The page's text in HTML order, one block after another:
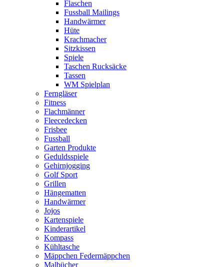
Flaschen
Fussball Mailings
Handwärmer
Hüte
Krachmacher
Sitzkissen
Spiele
Taschen Rucksäcke
Tassen
WM Spielplan
Ferngläser
Fitness
Flachmänner
Fleecedecken
Frisbee
Fussball
Garten Produkte
Geduldsspiele
Gehirnjogging
Golf Sport
Grillen
Hängematten
Handwärmer
Jojos
Kartenspiele
Kinderartikel
Kompass
Kühltasche
Mäppchen Federmäppchen
Malbücher